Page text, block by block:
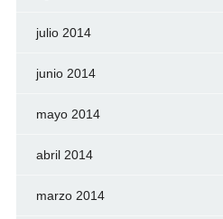
julio 2014
junio 2014
mayo 2014
abril 2014
marzo 2014